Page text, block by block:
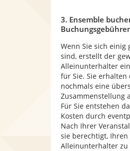
3. Ensemble
Wenn Sie sich einig
sind, erstellt der
Alleinunterhalter
für Sie. Sie erhalten
nochmals eine
Zusammenstellung
Für Sie entstehen
Kosten durch
Nach Ihrer
sie berechtigt,
Alleinunterhalter zu